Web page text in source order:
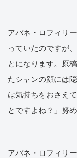
アバネ・ロフィリ
っていたのですが
とになります。原
たシャンの顔には
は気持ちをおさえ
とですよね？」努
アバネ・ロフィリ